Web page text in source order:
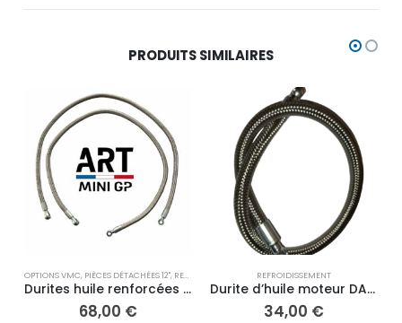
PRODUITS SIMILAIRES
OPTIONS VMC, PIÈCES DÉTACHÉES 12", REFROIDISSEMENT
Durites huile renforcées Exact ART/ VMC 160 cc
68,00 €
REFROIDISSEMENT
Durite d’huile moteur DAYTONA Gauche
34,00 €